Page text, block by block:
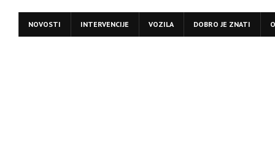
NOVOSTI INTERVENCIJE VOZILA DOBRO JE ZNATI